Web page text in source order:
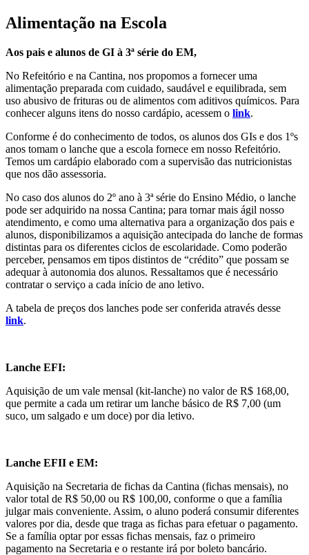
Alimentação na Escola
Aos pais e alunos de GI à 3ª série do EM,
No Refeitório e na Cantina, nos propomos a fornecer uma
alimentação preparada com cuidado, saudável e equilibrada, sem
uso abusivo de frituras ou de alimentos com aditivos químicos. Para
conhecer alguns itens do nosso cardápio, acessem o link.
Conforme é do conhecimento de todos, os alunos dos GIs e dos 1ºs
anos tomam o lanche que a escola fornece em nosso Refeitório.
Temos um cardápio elaborado com a supervisão das nutricionistas
que nos dão assessoria.
No caso dos alunos do 2º ano à 3ª série do Ensino Médio, o lanche
pode ser adquirido na nossa Cantina; para tornar mais ágil nosso
atendimento, e como uma alternativa para a organização dos pais e
alunos, disponibilizamos a aquisição antecipada do lanche de formas
distintas para os diferentes ciclos de escolaridade. Como poderão
perceber, pensamos em tipos distintos de “crédito” que possam se
adequar à autonomia dos alunos. Ressaltamos que é necessário
contratar o serviço a cada início de ano letivo.
A tabela de preços dos lanches pode ser conferida através desse
link.
Lanche EFI:
Aquisição de um vale mensal (kit-lanche) no valor de R$ 168,00,
que permite a cada um retirar um lanche básico de R$ 7,00 (um
suco, um salgado e um doce) por dia letivo.
Lanche EFII e EM:
Aquisição na Secretaria de fichas da Cantina (fichas mensais), no
valor total de R$ 50,00 ou R$ 100,00, conforme o que a família
julgar mais conveniente. Assim, o aluno poderá consumir diferentes
valores por dia, desde que traga as fichas para efetuar o pagamento.
Se a família optar por essas fichas mensais, faz o primeiro
pagamento na Secretaria e o restante irá por boleto bancário.